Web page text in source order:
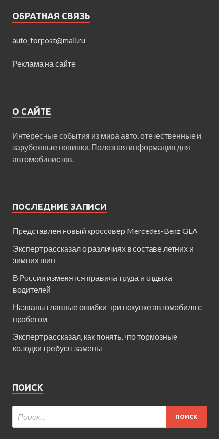
ОБРАТНАЯ СВЯЗЬ
auto_forpost@mail.ru
Реклама на сайте
О САЙТЕ
Интересные события из мира авто, отечественные и
зарубежные новинки. Полезная информация для
автомобилистов.
ПОСЛЕДНИЕ ЗАПИСИ
Представлен новый кроссовер Mercedes-Benz GLA
Эксперт рассказал о различиях в составе летних и
зимних шин
В России изменятся правила труда и отдыха
водителей
Названы главные ошибки при покупке автомобиля с
пробегом
Эксперт рассказал, как понять, что тормозные
колодки требуют замены
ПОИСК